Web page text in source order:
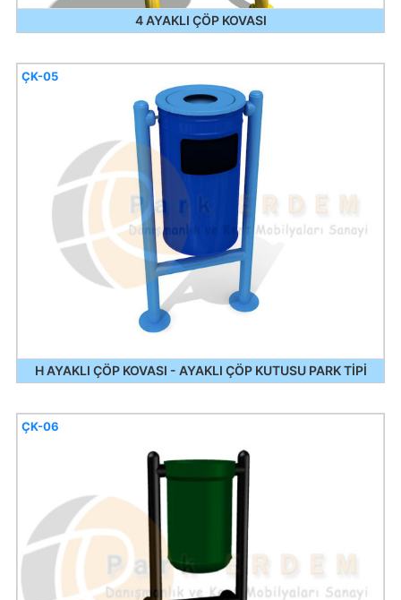
4 AYAKLI ÇÖP KOVASI
H AYAKLI ÇÖP KOVASI - AYAKLI ÇÖP KUTUSU PARK TİPİ
ÇK-05
ÇK-06